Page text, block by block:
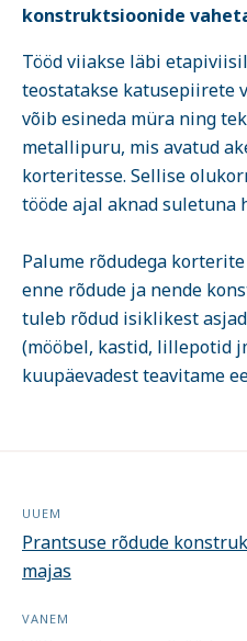
konstruktsioonide
Tööd viiakse läbi
teostatakse katusepiirete
võib esineda müra ning
metallipuru, mis avatud
korteritesse. Sellise
tööde ajal aknad suletuna
Palume rõdudega
enne rõdude ja nende
tuleb rõdud isiklikest
(mööbel, kastid, lillepotid
kuupäevadest teavitame
UUEM
Prantsuse rõdude
majas
VANEM